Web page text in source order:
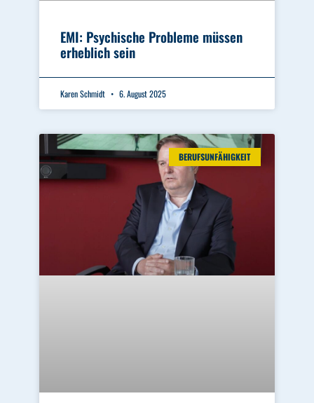
EMI: Psychische Probleme müssen
erheblich sein
Karen Schmidt 6. August 2025
BERUFSUNFÄHIGKEIT